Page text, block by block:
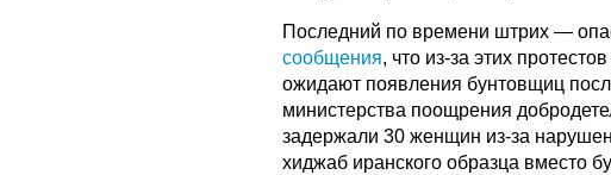
Последний по времени штрих —
сообщения, что из-за этих
ожидают появления бунтовщиц
министерства поощрения
задержали 30 женщин из-за
хиджаб иранского образца вместо